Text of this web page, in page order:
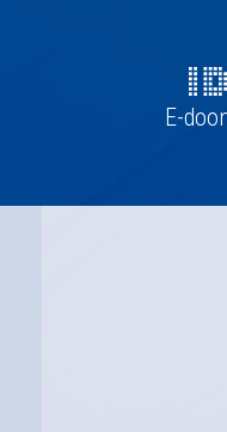
E-